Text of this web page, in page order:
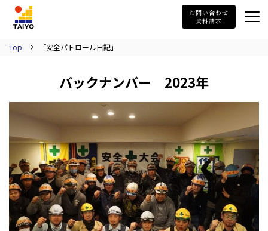
お問い合わせ
資料請求
Top 「安全パトロール日記」
バックナンバー 2023年